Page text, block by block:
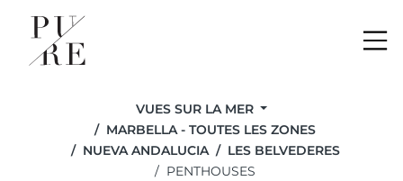
VUES SUR LA MER
MARBELLA - TOUTES LES ZONES
NUEVA ANDALUCIA
LES BELVEDERES
PENTHOUSES